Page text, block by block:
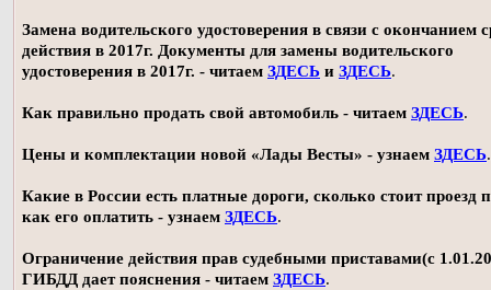
Замена водительского удостоверения в связи с окончанием
действия в 2017г. Документы для замены водительского
удостоверения в 2017г. - читаем ЗДЕСЬ и ЗДЕСЬ.
Как правильно продать свой автомобиль - читаем ЗДЕСЬ.
Цены и комплектации новой «Лады Весты» - узнаем ЗДЕСЬ.
Какие в России есть платные дороги, сколько стоит проезд
как его оплатить - узнаем ЗДЕСЬ.
Ограничение действия прав судебными приставами(с
ГИБДД дает пояснения - читаем ЗДЕСЬ.